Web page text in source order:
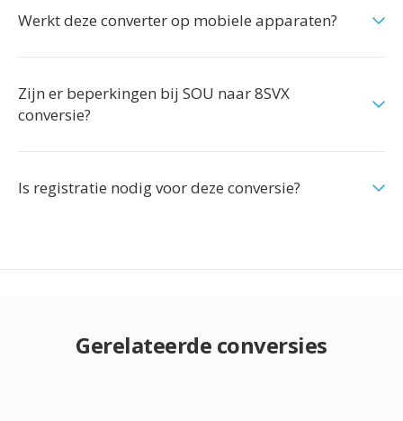
Werkt deze converter op mobiele apparaten?
Zijn er beperkingen bij SOU naar 8SVX
conversie?
Is registratie nodig voor deze conversie?
Gerelateerde conversies